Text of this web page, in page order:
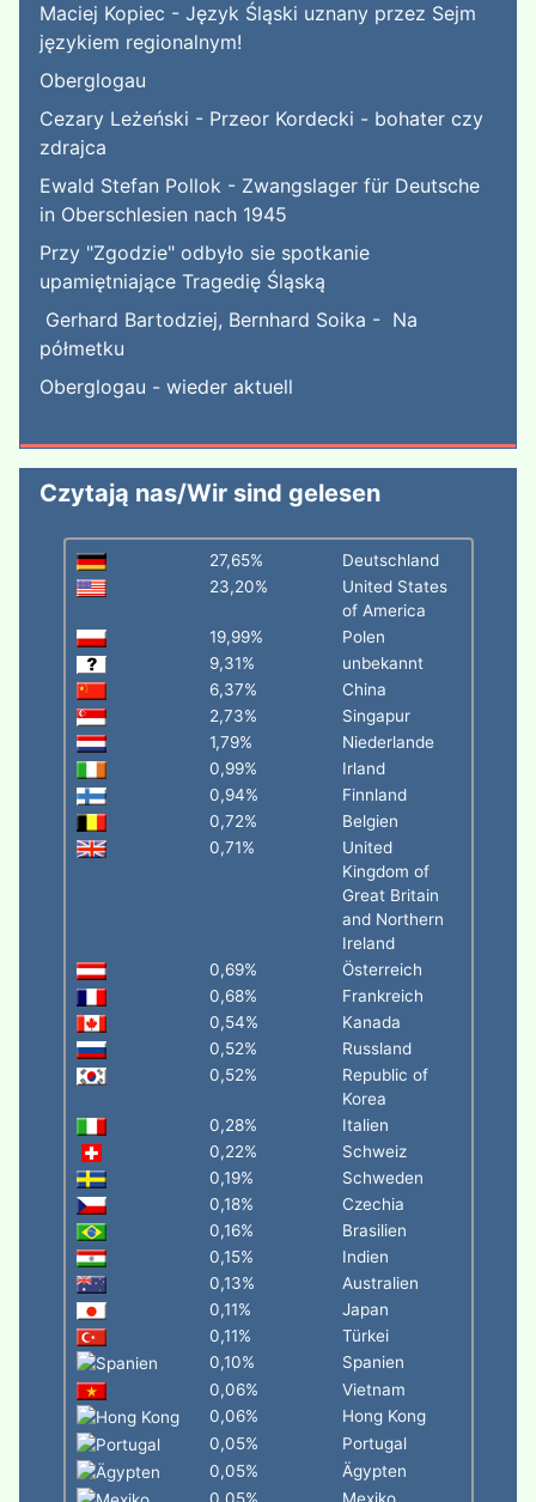
Maciej Kopiec - Język Śląski uznany przez Sejm
językiem regionalnym!
Oberglogau
Cezary Leżeński - Przeor Kordecki - bohater czy
zdrajca
Ewald Stefan Pollok - Zwangslager für Deutsche
in Oberschlesien nach 1945
Przy "Zgodzie" odbyło sie spotkanie
upamiętniające Tragedię Śląską
Gerhard Bartodziej, Bernhard Soika - Na
półmetku
Oberglogau - wieder aktuell
Czytają nas/Wir sind gelesen
27,65%
Deutschland
23,20%
United States
of America
19,99%
Polen
9,31%
unbekannt
6,37%
China
2,73%
Singapur
1,79%
Niederlande
0,99%
Irland
0,94%
Finnland
0,72%
Belgien
0,71%
United
Kingdom of
Great Britain
and Northern
Ireland
0,69%
Österreich
0,68%
Frankreich
0,54%
Kanada
0,52%
Russland
0,52%
Republic of
Korea
0,28%
Italien
0,22%
Schweiz
0,19%
Schweden
0,18%
Czechia
0,16%
Brasilien
0,15%
Indien
0,13%
Australien
0,11%
Japan
0,11%
Türkei
0,10%
Spanien
0,06%
Vietnam
0,06%
Hong Kong
0,05%
Portugal
0,05%
Ägypten